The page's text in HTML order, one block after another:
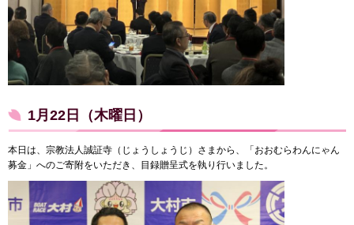
1月22日（木曜日）
本日は、宗教法人誠証寺（じょうしょうじ）さまから、「おおむらわんにゃん
募金」へのご寄附をいただき、目録贈呈式を執り行いました。